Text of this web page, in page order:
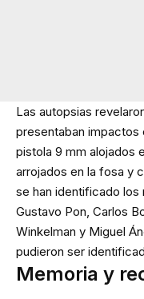
Las autopsias
presentaban impactos
pistola 9 mm alojados
arrojados en la fosa y
se han identificado los
Gustavo Pon, Carlos
Winkelman y Miguel
pudieron ser
Memoria y